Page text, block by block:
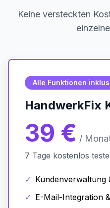
Keine versteckten
Alle Funktionen
HandwerkFix
39 € /
7 Tage kostenlos
✓ Kundenverwaltung
✓ E-Mail-Integration